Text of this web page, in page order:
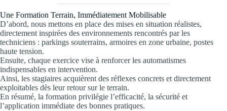
Une Formation Terrain, Immédiatement Mobilisable
D’abord, nous mettons en place des mises en situation réalistes,
directement inspirées des environnements rencontrés par les
techniciens : parkings souterrains, armoires en zone urbaine, postes
haute tension.
Ensuite, chaque exercice vise à renforcer les automatismes
indispensables en intervention.
Ainsi, les stagiaires acquièrent des réflexes concrets et directement
exploitables dès leur retour sur le terrain.
En résumé, la formation privilégie l’efficacité, la sécurité et
l’application immédiate des bonnes pratiques.